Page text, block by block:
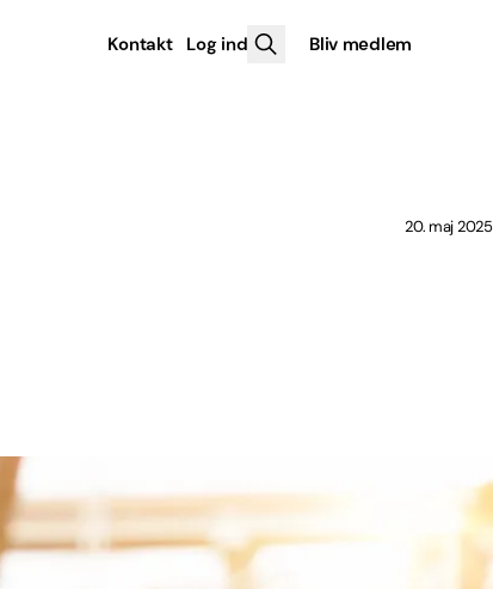
Kontakt Log ind Bliv medlem
20. maj 2025